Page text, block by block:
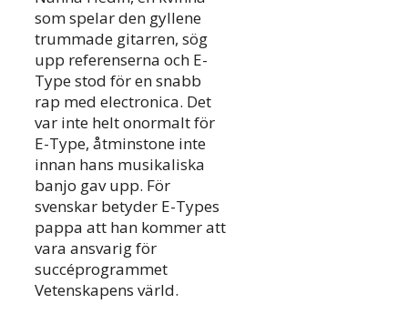
som spelar den gyllene
trummade gitarren, sög
upp referenserna och E-
Type stod för en snabb
rap med electronica. Det
var inte helt onormalt för
E-Type, åtminstone inte
innan hans musikaliska
banjo gav upp. För
svenskar betyder E-Types
pappa att han kommer att
vara ansvarig för
succéprogrammet
Vetenskapens värld.